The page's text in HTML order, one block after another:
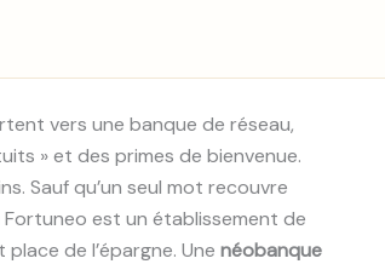
vers une banque de réseau,
» et des primes de bienvenue.
Sauf qu’un seul mot recouvre
est un établissement de
de l’épargne. Une néobanque